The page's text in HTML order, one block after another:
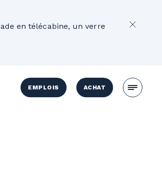
en télécabine, un verre
EMPLOIS ACHAT